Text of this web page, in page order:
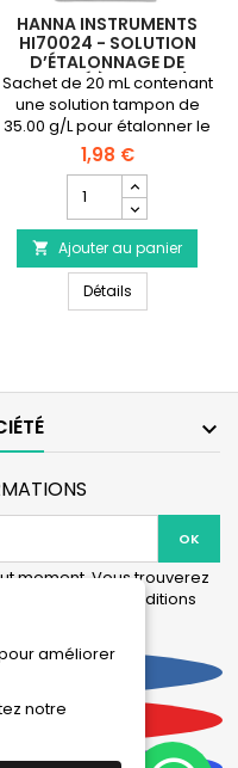
HI70031 - Solution
HANNA INSTRUMENTS
HI70024 - SOLUTION
D’ÉTALONNAGE DE
SALINITÉ À 35,00 G/L
(PPT)
Sachet de 20 mL contenant
une solution tampon de
35.00 g/L pour étalonner le
testeur de salinité HI98319
1,98 €
quantité
du
produit
HANNA
INSTRUMENTS
HI70024
de
g/L
 Ajouter au panier
DétailsHANNA

améliorer
notre
moment. Vous trouverez
dans les conditions